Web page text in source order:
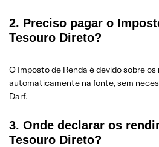
2. Preciso pagar o
Tesouro Direto?
O Imposto de Renda é devido sobre
automaticamente na fonte, sem
Darf.
3. Onde declarar os
Tesouro Direto?